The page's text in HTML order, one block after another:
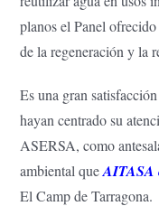
planos el Panel
de la regeneración y la
Es una gran
hayan centrado su
ASERSA, como
ambiental queAITASA
El Camp de Tarragona.